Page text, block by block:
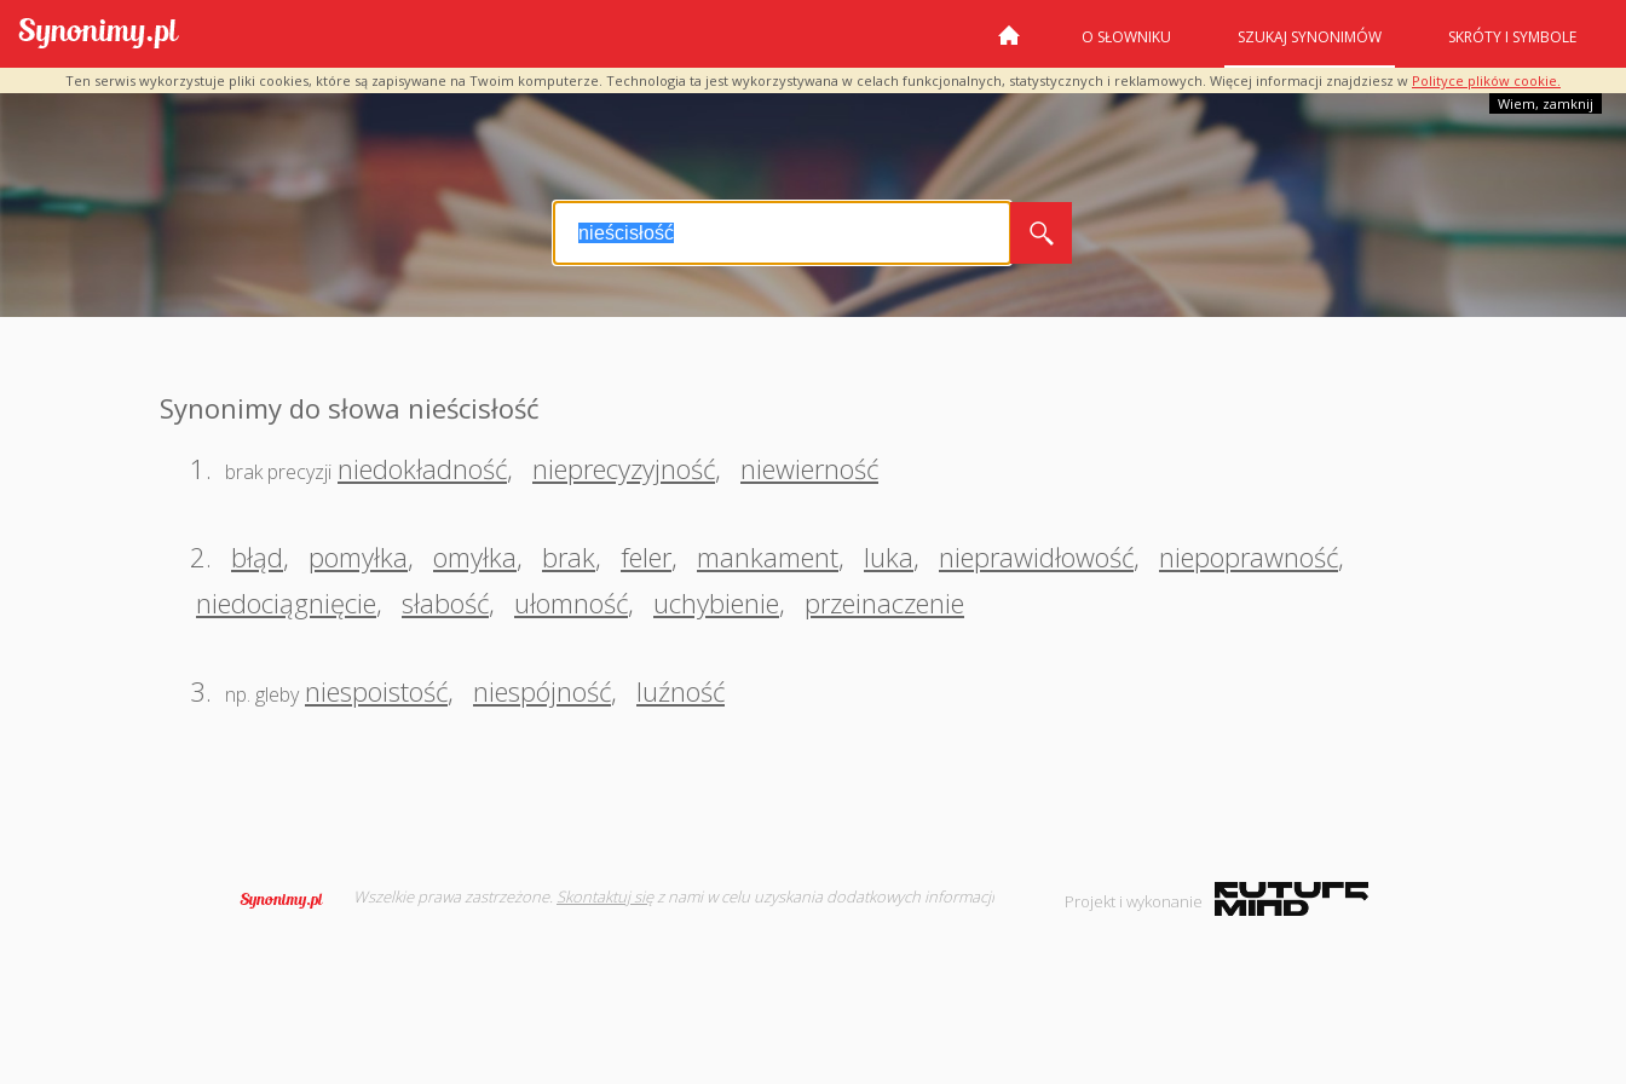
Ten serwis wykorzystuje pliki cookies, które są zapisywane na Twoim komputerze. Technologia ta jest wykorzystywana w celach funkcjonalnych, statystycznych i reklamowych. Więcej informacji znajdziesz w Polityce plików cookie.
Wiem, zamknij
O SŁOWNIKU SZUKAJ SYNONIMÓW SKRÓTY I SYMBOLE
Synonimy do słowa nieścisłość
1.
brak precyzji niedokładność, nieprecyzyjność, niewierność
2. błąd, pomyłka, omyłka, brak, feler, mankament, luka, nieprawidłowość, niepoprawność,
niedociągnięcie, słabość, ułomność, uchybienie, przeinaczenie
3. np. gleby niespoistość, niespójność, luźność
Wszelkie prawa zastrzeżone. Skontaktuj sięz nami w celu uzyskania dodatkowych informacji Projekt i wykonanie